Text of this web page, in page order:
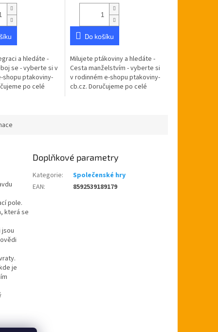
a hledáte -
se - vyberte si v
shopu ptakoviny-
po celé
Do košíku
Milujete ptákoviny a hledáte -
Cesta manželstvím - vyberte si
v rodinném e-shopu ptakoviny-
cb.cz. Doručujeme po celé
pole.
která se
je
Doplňkové parametry
Kategorie:
Společenské hry
EAN: 8592539189179